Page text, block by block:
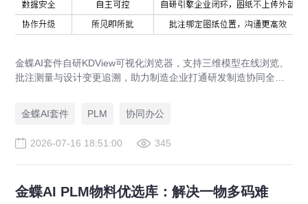
金蝶AI套件自研KDView可视化浏览器，支持三维模型在线浏览、
批注测量与设计变更追溯，助力制造企业打通研发制造协同全链
金蝶AI套件
PLM 协同办公
2026-07-16 18:51:00 345
金蝶AI PLM物料优选库：解决一物多码难